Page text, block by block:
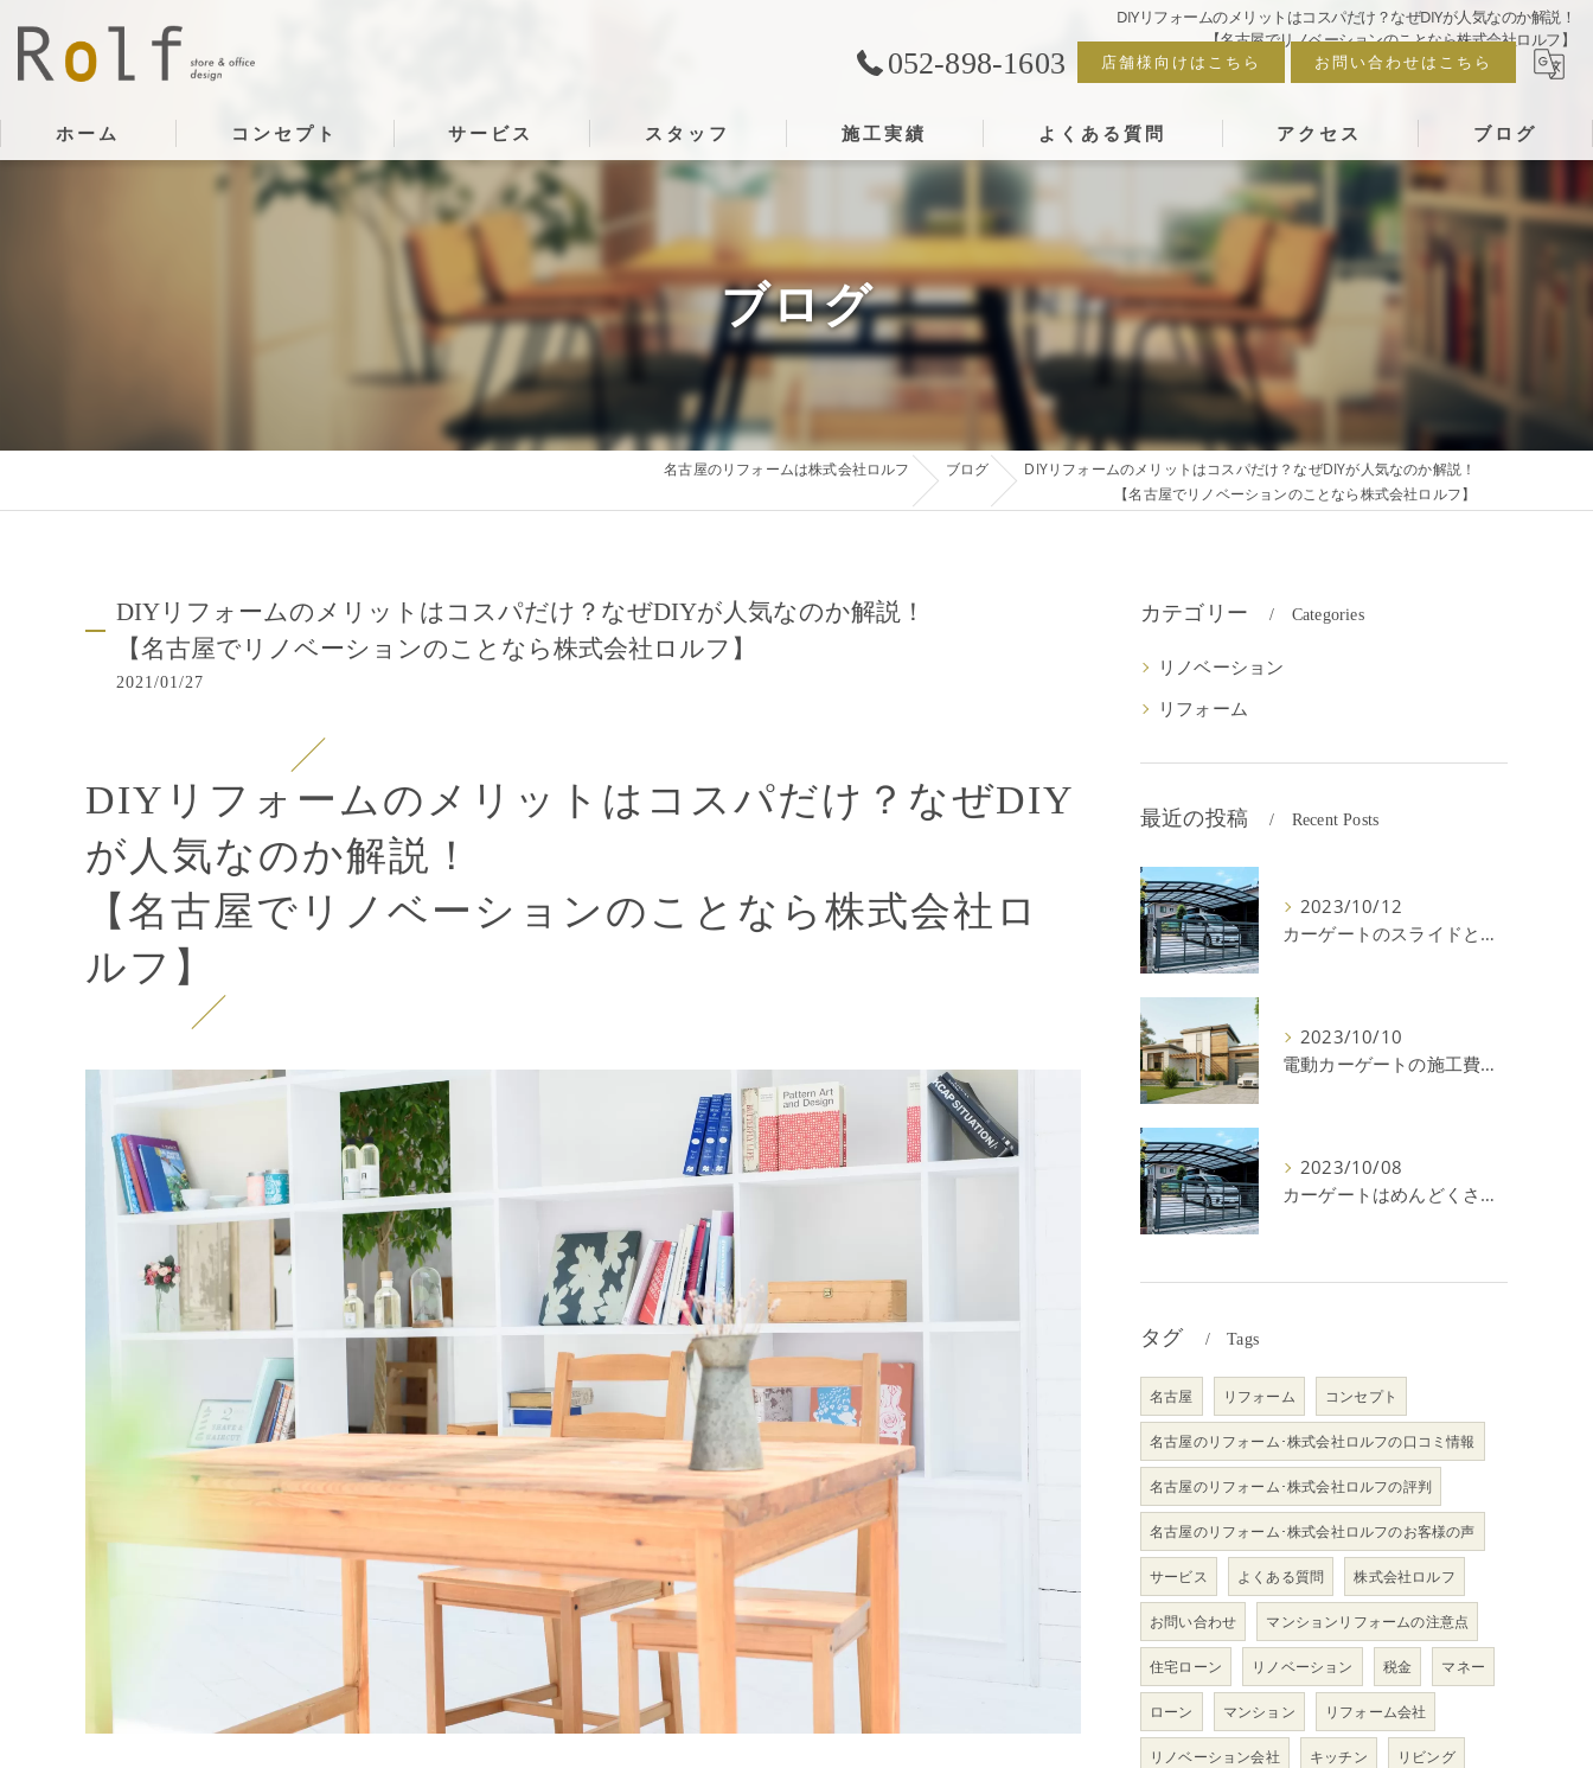
DIYリフォームのメリットはコスパだけ？なぜDIYが人気なのか解説！
【名古屋でリノベーションのことなら株式会社ロルフ】
052-898-1603 店舗様向けはこちら お問い合わせはこちら
ホーム コンセプト サービス スタッフ 施工実績 よくある質問 アクセス ブログ
ブログ
名古屋のリフォームは株式会社ロルフ ブログ
DIYリフォームのメリットはコスパだけ？なぜDIYが人気なのか解説！
【名古屋でリノベーションのことなら株式会社ロルフ】
DIYリフォームのメリットはコスパだけ？なぜDIYが人気なのか解説！
【名古屋でリノベーションのことなら株式会社ロルフ】
2021/01/27
DIYリフォームのメリットはコスパだけ？なぜDIY
が人気なのか解説！
【名古屋でリノベーションのことなら株式会社ロ
ルフ】
カテゴリー Categories
リノベーション
リフォーム
最近の投稿 Recent Posts
2023/10/12
カーゲートのスライドと跳ね上げの違いやメリットデメリットを解説！
2023/10/10
電動カーゲートの施工費用はいくら？耐用年数や注意点を解説！
2023/10/08
カーゲートはめんどくさい＆後悔？メリット・デメリットを解説！
タグ Tags
名古屋 リフォーム コンセプト
名古屋のリフォーム･株式会社ロルフの口コミ情報
名古屋のリフォーム･株式会社ロルフの評判
名古屋のリフォーム･株式会社ロルフのお客様の声
サービス よくある質問 株式会社ロルフ
お問い合わせ マンションリフォームの注意点
住宅ローン リノベーション 税金 マネー
ローン マンション リフォーム会社
リノベーション会社 キッチン リビング